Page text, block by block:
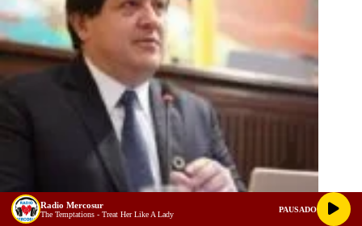
Radio Mercosur
The Temptations - Treat Her Like A Lady
PAUSADO